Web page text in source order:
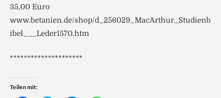
35,00 Euro
www.betanien.de/shop/d_256029_MacArthur_Studienb
ibel___Leder1570.htm
*********************
Teilen mit: